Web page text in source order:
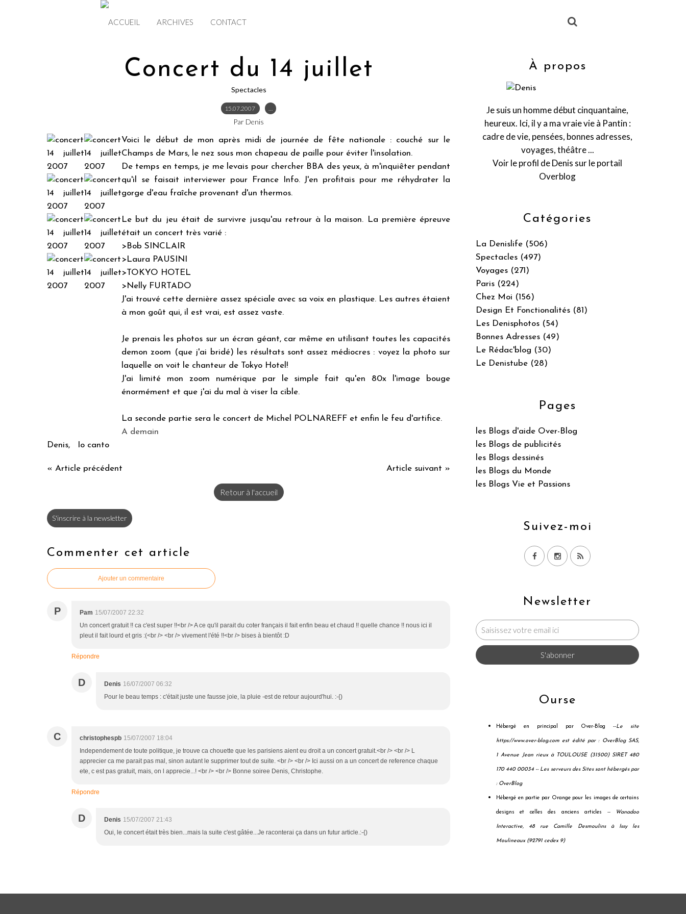
ACCUEIL ARCHIVES CONTACT
Concert du 14 juillet
Spectacles
15.07.2007 …
Par Denis
Voici le début de mon après midi de journée de fête nationale : couché sur le
Champs de Mars, le nez sous mon chapeau de paille pour éviter l'insolation.
De temps en temps, je me levais pour chercher BBA des yeux, à m'inquiêter pendant
qu'il se faisait interviewer pour France Info. J'en profitais pour me réhydrater la
gorge d'eau fraîche provenant d'un thermos.
Le but du jeu était de survivre jusqu'au retrour à la maison. La première épreuve
était un concert très varié :
>Bob SINCLAIR
>Laura PAUSINI
>TOKYO HOTEL
>Nelly FURTADO
J'ai trouvé cette dernière assez spéciale avec sa voix en plastique. Les autres étaient
à mon goût qui, il est vrai, est assez vaste.
Je prenais les photos sur un écran géant, car même en utilisant toutes les capacités
demon zoom (que j'ai bridé) les résultats sont assez médiocres : voyez la photo sur
laquelle on voit le chanteur de Tokyo Hotel!
J'ai limité mon zoom numérique par le simple fait qu'en 80x l'image bouge
énormément et que j'ai du mal à viser la cible.
La seconde partie sera le concert de Michel POLNAREFF et enfin le feu d'artifice.
A demain
Denis, Io canto
« Article précédent Article suivant »
Retour à l'accueil
S'inscrire à la newsletter
Commenter cet article
Ajouter un commentaire
P Pam 15/07/2007 22:32
Un concert gratuit !! ca c'est super !!<br /> A ce qu'il parait du coter français il fait enfin beau et chaud !! quelle chance !! nous ici il
pleut il fait lourd et gris :(<br /> <br /> vivement l'été !!<br /> bises à bientôt :D
Répondre
D Denis 16/07/2007 06:32
Pour le beau temps : c'était juste une fausse joie, la pluie -est de retour aujourd'hui. :-{)
C christophespb 15/07/2007 18:04
Independement de toute politique, je trouve ca chouette que les parisiens aient eu droit a un concert gratuit.<br /> <br /> L
apprecier ca me parait pas mal, sinon autant le supprimer tout de suite. <br /> <br /> Ici aussi on a un concert de reference chaque
ete, c est pas gratuit, mais, on l apprecie...! <br /> <br /> Bonne soiree Denis, Christophe.
Répondre
D Denis 15/07/2007 21:43
Oui, le concert était très bien...mais la suite c'est gâtée...Je raconterai ça dans un futur article.:-{)
Newsletter
Catégories
La Denislife (506)
Spectacles (497)
Voyages (271)
Paris (224)
Chez Moi (156)
Design Et Fonctionalités (81)
Les Denisphotos (54)
Bonnes Adresses (49)
Le Rédac'blog (30)
Le Denistube (28)
Pages
les Blogs d'aide Over-Blog
les Blogs de publicités
les Blogs dessinés
les Blogs du Monde
les Blogs Vie et Passions
Suivez-moi
À propos
Je suis un homme début cinquantaine,
heureux. Ici, il y a ma vraie vie à Pantin :
cadre de vie, pensées, bonnes adresses,
voyages, théâtre ...
Voir le profil deDenis sur le portail
Overblog
Ourse
Hébergé en principal par Over-Blog --Le site
https://www.over-blog.com est édité par : OverBlog SAS,
1 Avenue Jean rieux à TOULOUSE (31500) SIRET 480
170 440 00034 -- Les serveurs des Sites sont hébergés par
: OverBlog
Hébergé en partie par Orange pour les images de certains
designs et celles des anciens articles -- Wanadoo
Interactive, 48 rue Camille Desmoulins à Issy les
Moulineaux (92791 cedex 9)